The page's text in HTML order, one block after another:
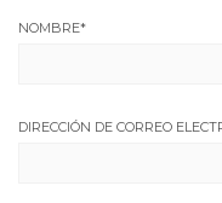
NOMBRE*
DIRECCIÓN DE CORREO